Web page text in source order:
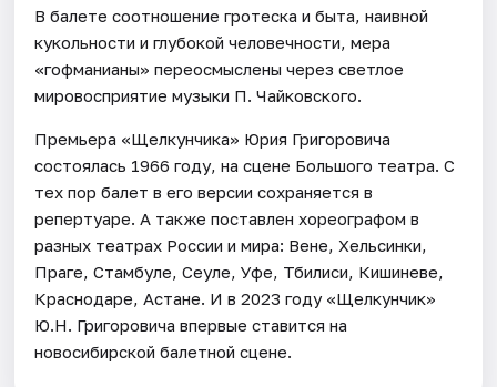
В балете соотношение гротеска и быта, наивной
кукольности и глубокой человечности, мера
«гофманианы» переосмыслены через светлое
мировосприятие музыки П. Чайковского.
Премьера «Щелкунчика» Юрия Григоровича
состоялась 1966 году, на сцене Большого театра. С
тех пор балет в его версии сохраняется в
репертуаре. А также поставлен хореографом в
разных театрах России и мира: Вене, Хельсинки,
Праге, Стамбуле, Сеуле, Уфе, Тбилиси, Кишиневе,
Краснодаре, Астане. И в 2023 году «Щелкунчик»
Ю.Н. Григоровича впервые ставится на
новосибирской балетной сцене.